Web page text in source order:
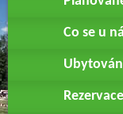
Co se u
Rezervace